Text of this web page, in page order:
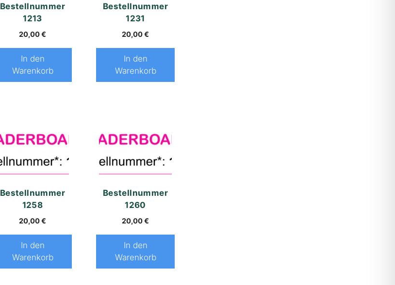
Bestellnummer
1213
20,00€
In den
Warenkorb
Bestellnummer
1231
20,00€
In den
Warenkorb
Bestellnummer
1258
20,00€
In den
Warenkorb
Bestellnummer
1260
20,00€
In den
Warenkorb